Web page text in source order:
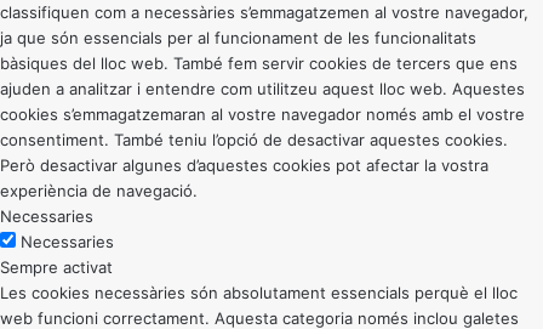
classifiquen com a necessàries s’emmagatzemen al vostre navegador,
ja que són essencials per al funcionament de les funcionalitats
bàsiques del lloc web. També fem servir cookies de tercers que ens
ajuden a analitzar i entendre com utilitzeu aquest lloc web. Aquestes
cookies s’emmagatzemaran al vostre navegador només amb el vostre
consentiment. També teniu l’opció de desactivar aquestes cookies.
Però desactivar algunes d’aquestes cookies pot afectar la vostra
experiència de navegació.
Necessaries
Necessaries
Sempre activat
Les cookies necessàries són absolutament essencials perquè el lloc
web funcioni correctament. Aquesta categoria només inclou galetes